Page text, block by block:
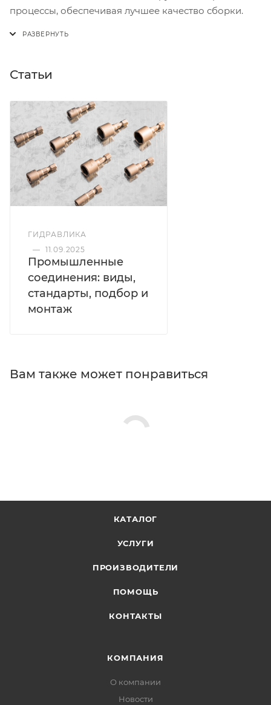
процессы, обеспечивая лучшее качество сборки.
Статьи
ГИДРАВЛИКА
— 11.09.2025
Промышленные
соединения: виды,
стандарты, подбор и
монтаж
Вам также может понравиться
КАТАЛОГ
УСЛУГИ
ПРОИЗВОДИТЕЛИ
ПОМОЩЬ
КОНТАКТЫ
КОМПАНИЯ
О компании
Новости